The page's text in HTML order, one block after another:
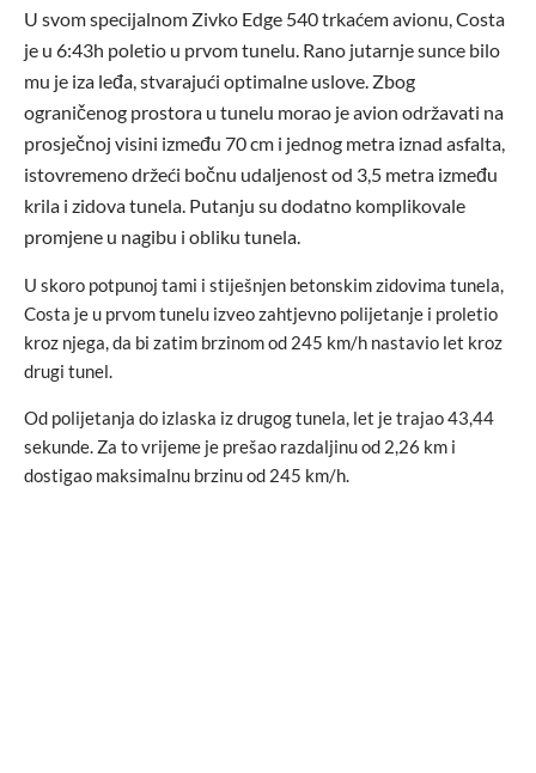
U svom specijalnom Zivko Edge 540 trkaćem avionu, Costa
je u 6:43h poletio u prvom tunelu. Rano jutarnje sunce bilo
mu je iza leđa, stvarajući optimalne uslove. Zbog
ograničenog prostora u tunelu morao je avion održavati na
prosječnoj visini između 70 cm i jednog metra iznad asfalta,
istovremeno držeći bočnu udaljenost od 3,5 metra između
krila i zidova tunela. Putanju su dodatno komplikovale
promjene u nagibu i obliku tunela.
U skoro potpunoj tami i stiješnjen betonskim zidovima tunela,
Costa je u prvom tunelu izveo zahtjevno polijetanje i proletio
kroz njega, da bi zatim brzinom od 245 km/h nastavio let kroz
drugi tunel.
Od polijetanja do izlaska iz drugog tunela, let je trajao 43,44
sekunde. Za to vrijeme je prešao razdaljinu od 2,26 km i
dostigao maksimalnu brzinu od 245 km/h.